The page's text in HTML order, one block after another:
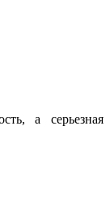
а серьезная